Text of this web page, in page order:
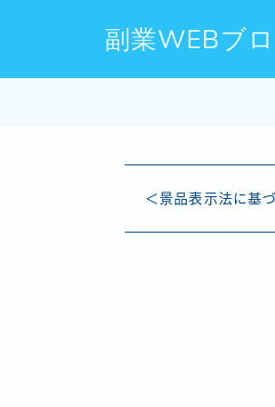
副業WEBブ
＜景品表示法に基